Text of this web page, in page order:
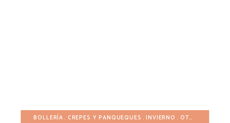
BOLLERÍA CREPES Y PANQUEQUES INVIERNO OTOÑO